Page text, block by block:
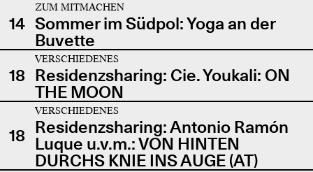
14
ZUM MITMACHEN
Sommer im Südpol: Yoga an der
Buvette
18
VERSCHIEDENES
Residenzsharing: Cie. Youkali: ON
THE MOON
18
VERSCHIEDENES
Residenzsharing: Antonio Ramón
Luque u.v.m.: VON HINTEN
DURCHS KNIE INS AUGE (AT)